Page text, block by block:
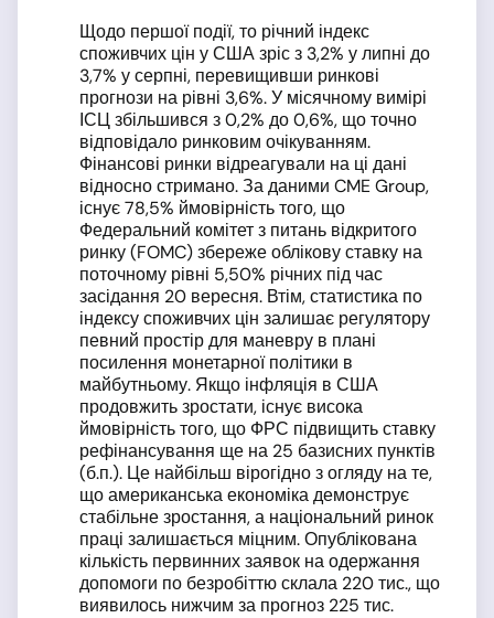
Щодо першої події, то річний індекс
споживчих цін у США зріс з 3,2% у липні до
3,7% у серпні, перевищивши ринкові
прогнози на рівні 3,6%. У місячному вимірі
ІСЦ збільшився з 0,2% до 0,6%, що точно
відповідало ринковим очікуванням.
Фінансові ринки відреагували на ці дані
відносно стримано. За даними CME Group,
існує 78,5% ймовірність того, що
Федеральний комітет з питань відкритого
ринку (FOMC) збереже облікову ставку на
поточному рівні 5,50% річних під час
засідання 20 вересня. Втім, статистика по
індексу споживчих цін залишає регулятору
певний простір для маневру в плані
посилення монетарної політики в
майбутньому. Якщо інфляція в США
продовжить зростати, існує висока
ймовірність того, що ФРС підвищить ставку
рефінансування ще на 25 базисних пунктів
(б.п.). Це найбільш вірогідно з огляду на те,
що американська економіка демонструє
стабільне зростання, а національний ринок
праці залишається міцним. Опублікована
кількість первинних заявок на одержання
допомоги по безробіттю склала 220 тис., що
виявилось нижчим за прогноз 225 тис.